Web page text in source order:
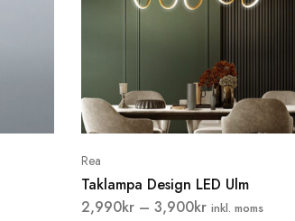
Rea
Taklampa Design LED Ulm
2,990kr – 3,900kr inkl. moms